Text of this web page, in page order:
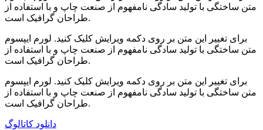
متن ساختگی با تولید سادگی نامفهوم از صنعت چاپ و با استفاده از
طراحان گرافیک است.
برای تغییر این متن بر روی دکمه ویرایش کلیک کنید. لورم ایپسوم
متن ساختگی با تولید سادگی نامفهوم از صنعت چاپ و با استفاده از
طراحان گرافیک است.
برای تغییر این متن بر روی دکمه ویرایش کلیک کنید. لورم ایپسوم
متن ساختگی با تولید سادگی نامفهوم از صنعت چاپ و با استفاده از
طراحان گرافیک است.
دانلود کاتالوگ